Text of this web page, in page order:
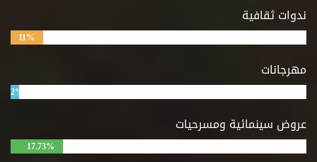
ندوات ثقافية
11%
مهرجانات
2%
عروض سينمائية ومسرحيات
17.73%